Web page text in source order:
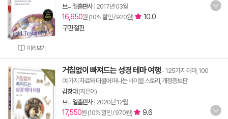
미리보기
브니엘출판사| 2017년 03월
16,650원 (10% 할인 / 920원)
10.0
구판절판
거침없이 빠져드는 성경 테마 여행 - 125가지 테마, 100
여 가지 자료와 더불어 떠나는 바이블 스토리, 개정증보판
김창대 (지은이)
브니엘출판사| 2020년 12월
17,550원 (10% 할인 / 970원) 9.6